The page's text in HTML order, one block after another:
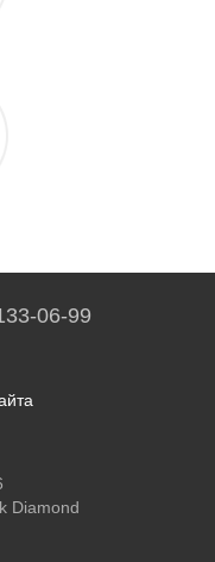
06-99
Diamond